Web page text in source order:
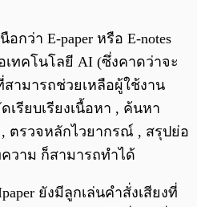
กว่า E-paper หรือ E-notes
ทคโนโลยี AI (ซึ่งคาดว่าจะ
ามารถช่วยเหลือผู้ใช้งาน
รียบเรียงเนื้อหา , ค้นหา
ตรวจหลักไวยากรณ์ , สรุปย่อ
วาม ก็สามารถทำได้
ยังมีลูกเล่นคำสั่งเสียงที่